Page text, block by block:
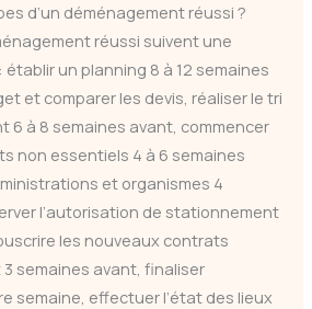
d’un déménagement réussi ?
réussi suivent une
un planning 8 à 12 semaines
et comparer les devis, réaliser le tri
6 à 8 semaines avant, commencer
non essentiels 4 à 6 semaines
et organismes 4
l’autorisation de stationnement
les nouveaux contrats
semaines avant, finaliser
semaine, effectuer l’état des lieux